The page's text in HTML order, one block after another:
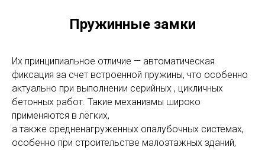
Пружинные замки
Их принципиальное отличие — автоматическая
фиксация за счет встроенной пружины, что особенно
актуально при выполнении серийных , цикличных
бетонных работ. Такие механизмы широко
применяются в лёгких,
а также средненагруженных опалубочных системах,
особенно при строительстве малоэтажных зданий,